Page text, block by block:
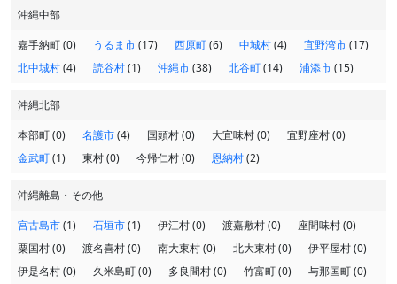
沖縄中部
嘉手納町 (0)
うるま市(17) 西原町(6) 中城村(4) 宜野湾市(17)
北中城村(4) 読谷村(1) 沖縄市(38) 北谷町(14) 浦添市(15)
沖縄北部
本部町 (0)
名護市(4) 国頭村 (0) 大宜味村 (0)
宜野座村 (0)
金武町(1) 東村 (0) 今帰仁村 (0) 恩納村(2)
沖縄離島・その他
宮古島市(1) 石垣市(1) 伊江村 (0) 渡嘉敷村 (0)
座間味村 (0)
粟国村 (0)
渡名喜村 (0) 南大東村 (0) 北大東村 (0)
伊平屋村 (0)
伊是名村 (0)
久米島町 (0) 多良間村 (0) 竹富町 (0) 与那国町 (0)